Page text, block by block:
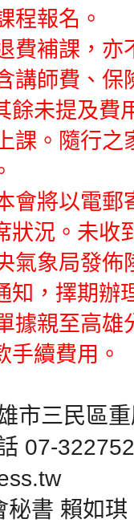
程報名。
費補課，亦
講師費、
餘未提及費
課。隨行
會將以電
狀況。未收
氣象局發
知，擇期辦
據親至高
手續費用。
市三民區
07-
秘書 賴如琪